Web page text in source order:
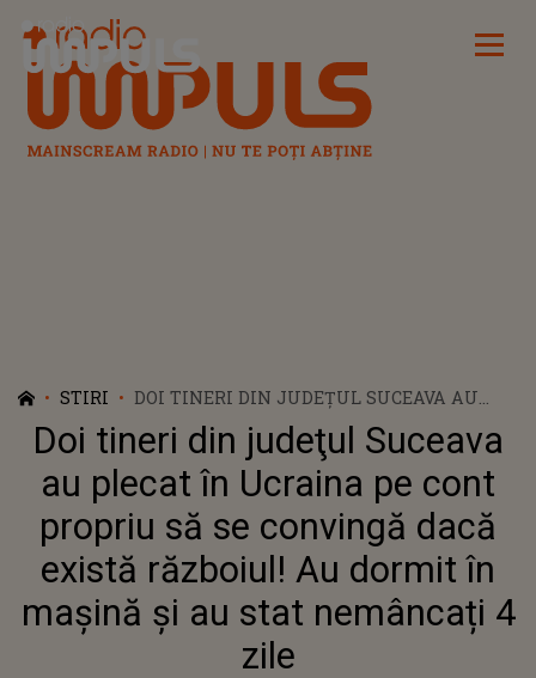
Radio Impuls
STIRI
DOI TINERI DIN JUDEŢUL SUCEAVA AU
PLECAT ÎN UCRAINA PE CONT PROPRIU SĂ
SE CONVINGĂ DACĂ EXISTĂ RĂZBOIUL! AU
DORMIT ÎN MAȘINĂ ȘI AU STAT
NEMÂNCAȚI 4 ZILE
Doi tineri din judeţul Suceava
au plecat în Ucraina pe cont
propriu să se convingă dacă
există războiul! Au dormit în
mașină și au stat nemâncați 4
zile